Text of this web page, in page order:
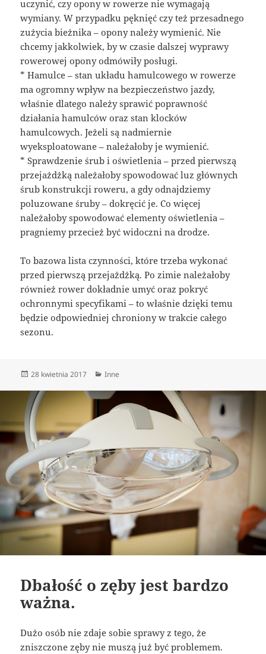
uczynić, czy opony w rowerze nie wymagają
wymiany. W przypadku pęknięć czy też przesadnego
zużycia bieżnika – opony należy wymienić. Nie
chcemy jakkolwiek, by w czasie dalszej wyprawy
rowerowej opony odmówiły posługi.
* Hamulce – stan układu hamulcowego w rowerze
ma ogromny wpływ na bezpieczeństwo jazdy,
właśnie dlatego należy sprawić poprawność
działania hamulców oraz stan klocków
hamulcowych. Jeżeli są nadmiernie
wyeksploatowane – należałoby je wymienić.
* Sprawdzenie śrub i oświetlenia – przed pierwszą
przejażdżką należałoby spowodować luz głównych
śrub konstrukcji roweru, a gdy odnajdziemy
poluzowane śruby – dokręcić je. Co więcej
należałoby spowodować elementy oświetlenia –
pragniemy przecież być widoczni na drodze.
To bazowa lista czynności, które trzeba wykonać
przed pierwszą przejażdżką. Po zimie należałoby
również rower dokładnie umyć oraz pokryć
ochronnymi specyfikami – to właśnie dzięki temu
będzie odpowiedniej chroniony w trakcie całego
sezonu.
Data
28 kwietnia 2017 Kategorie
Inne
Dbałość o zęby jest bardzo
ważna.
Dużo osób nie zdaje sobie sprawy z tego, że
zniszczone zęby nie muszą już być problemem.